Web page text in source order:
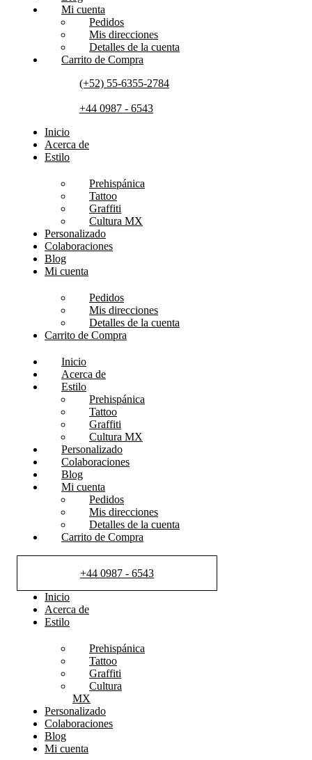
Mi cuenta
Pedidos
Mis direcciones
Detalles de la cuenta
Carrito de Compra
(+52) 55-6355-2784
+44 0987 - 6543
Inicio
Acerca de
Estilo
Prehispánica
Tattoo
Graffiti
Cultura MX
Personalizado
Colaboraciones
Blog
Mi cuenta
Pedidos
Mis direcciones
Detalles de la cuenta
Carrito de Compra
Inicio
Acerca de
Estilo
Prehispánica
Tattoo
Graffiti
Cultura MX
Personalizado
Colaboraciones
Blog
Mi cuenta
Pedidos
Mis direcciones
Detalles de la cuenta
Carrito de Compra
+44 0987 - 6543
Inicio
Acerca de
Estilo
Prehispánica
Tattoo
Graffiti
Cultura
MX
Personalizado
Colaboraciones
Blog
Mi cuenta